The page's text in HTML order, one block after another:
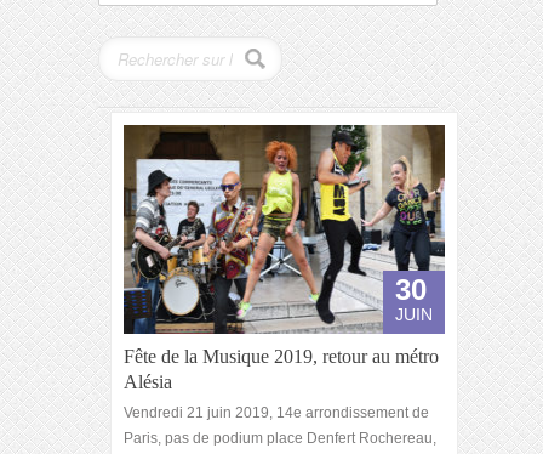
30
JUIN
Fête de la Musique 2019, retour au métro
Alésia
Vendredi 21 juin 2019, 14e arrondissement de
Paris, pas de podium place Denfert Rochereau,